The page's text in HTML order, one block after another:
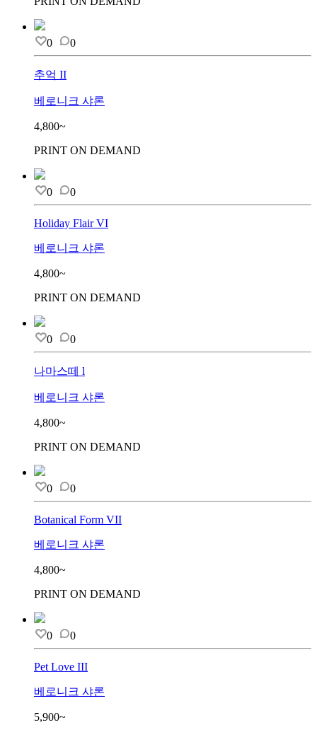
0 0
추억 II
베로니크 샤론
4,800~
PRINT ON DEMAND
0 0
Holiday Flair VI
베로니크 샤론
4,800~
PRINT ON DEMAND
0 0
나마스떼 l
베로니크 샤론
4,800~
PRINT ON DEMAND
0 0
Botanical Form VII
베로니크 샤론
4,800~
PRINT ON DEMAND
0 0
Pet Love III
베로니크 샤론
5,900~